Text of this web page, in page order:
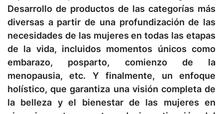
Desarrollo de productos de las categorías más
diversas a partir de una profundización de las
necesidades de las mujeres en todas las etapas
de la vida, incluidos momentos únicos como
embarazo, posparto, comienzo de la
menopausia, etc. Y finalmente, un enfoque
holístico, que garantiza una visión completa de
la belleza y el bienestar de las mujeres en